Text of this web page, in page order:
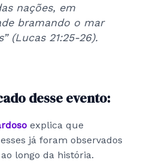
nações, em
bramando o mar
(Lucas 21:25-26).
desse evento:
explica que
já foram observados
longo da história.